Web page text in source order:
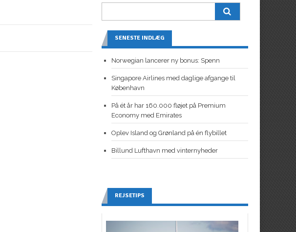
SENESTE INDLÆG
Norwegian lancerer ny bonus: Spenn
Singapore Airlines med daglige afgange til
København
På ét år har 160.000 fløjet på Premium
Economy med Emirates
Oplev Island og Grønland på én flybillet
Billund Lufthavn med vinternyheder
REJSETIPS